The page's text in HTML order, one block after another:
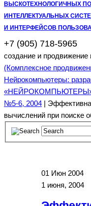
ВЫСКОТЕХНОЛОГИЧНЫХ
ИНТЕЛЛЕКТУАЛЬНЫХ
И ИНТЕРФЕЙСОВ
+7 (905) 718-5965
создание и продвижение
(Комплексное
Нейрокомпьютеры:
№5-6, 2004 |
вычислений при поиске
01 Июн 2004
1 июня, 2004